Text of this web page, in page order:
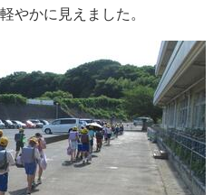
やかに見えました。